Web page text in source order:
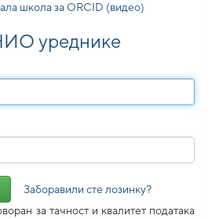
школа за ORCID (видео)
уреднике
Заборавили сте лозинку?
за тачност и квалитет података